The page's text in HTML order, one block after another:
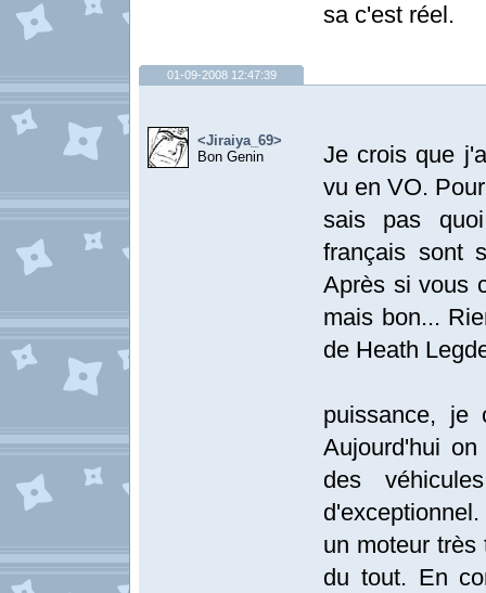
sa c'est réel.
01-09-2008 12:47:39
<Jiraiya_69>
Bon Genin
Je crois que
vu en VO.
sais pas
français sont
Après si vous
mais bon...
de Heath
puissance, je
Aujourd'hui
des
un moteur
du tout. En